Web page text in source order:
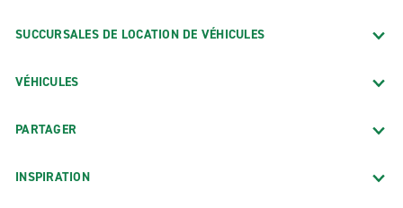
SUCCURSALES DE LOCATION DE VÉHICULES
VÉHICULES
PARTAGER
INSPIRATION